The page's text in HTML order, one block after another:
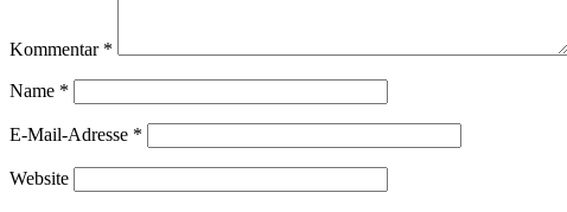
Kommentar *
Name *
E-Mail-Adresse *
Website